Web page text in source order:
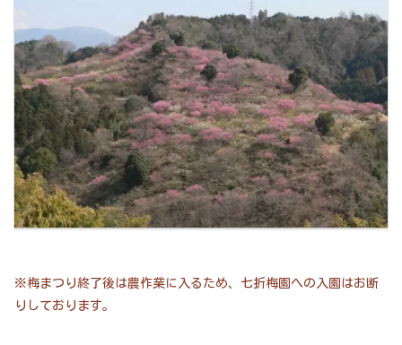
※梅まつり終了後は農作業に入るため、七折梅園への入園はお断
りしております。